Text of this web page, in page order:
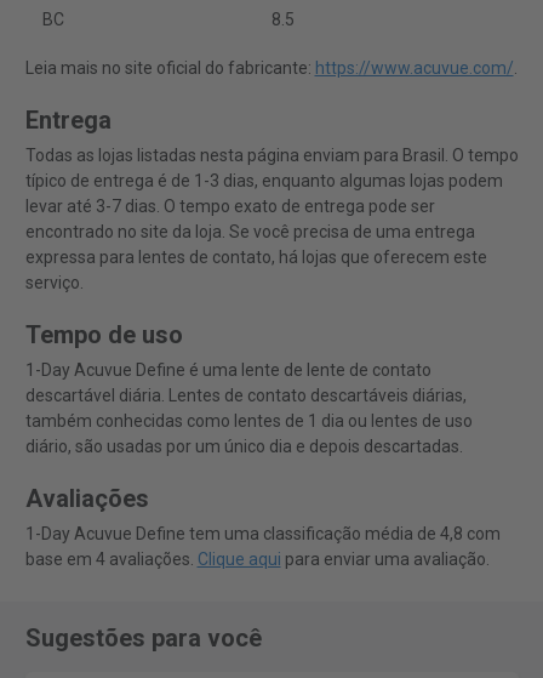
BC 8.5
Leia mais no site oficial do fabricante: https://www.acuvue.com/.
Entrega
Todas as lojas listadas nesta página enviam para Brasil. O tempo
típico de entrega é de 1-3 dias, enquanto algumas lojas podem
levar até 3-7 dias. O tempo exato de entrega pode ser
encontrado no site da loja. Se você precisa de uma entrega
expressa para lentes de contato, há lojas que oferecem este
serviço.
Tempo de uso
1-Day Acuvue Define é uma lente de lente de contato
descartável diária. Lentes de contato descartáveis diárias,
também conhecidas como lentes de 1 dia ou lentes de uso
diário, são usadas por um único dia e depois descartadas.
Avaliações
1-Day Acuvue Define tem uma classificação média de 4,8 com
base em 4 avaliações. Clique aqui para enviar uma avaliação.
Sugestões para você